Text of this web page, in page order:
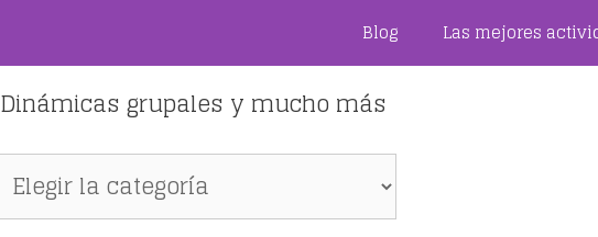
Blog Las mejores
Dinámicas grupales y mucho más
Dinámicas
grupales